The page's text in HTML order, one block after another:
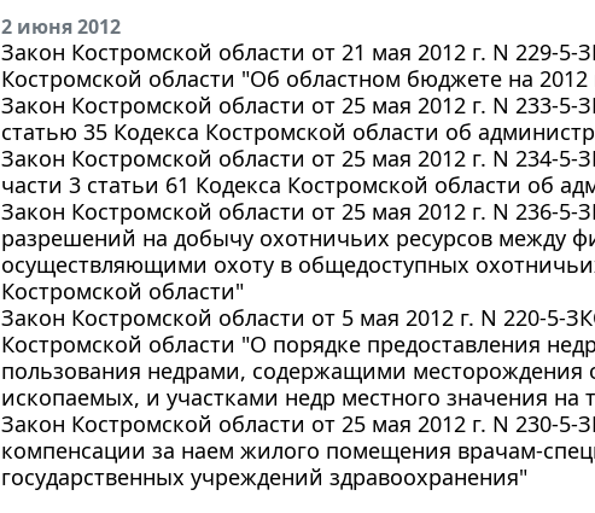
2 июня 2012
Закон Костромской области от 21 мая 2012 г. N 229-
Костромской области "Об областном бюджете на 2012
Закон Костромской области от 25 мая 2012 г. N 233-
статью 35 Кодекса Костромской области об
Закон Костромской области от 25 мая 2012 г. N 234-
части 3 статьи 61 Кодекса Костромской области об
Закон Костромской области от 25 мая 2012 г. N 236-
разрешений на добычу охотничьих ресурсов между
осуществляющими охоту в общедоступных
Костромской области"
Закон Костромской области от 5 мая 2012 г. N 220-5-
Костромской области "О порядке предоставления
пользования недрами, содержащими месторождения
ископаемых, и участками недр местного значения
Закон Костромской области от 25 мая 2012 г. N 230-
компенсации за наем жилого помещения врачам-
государственных учреждений здравоохранения"